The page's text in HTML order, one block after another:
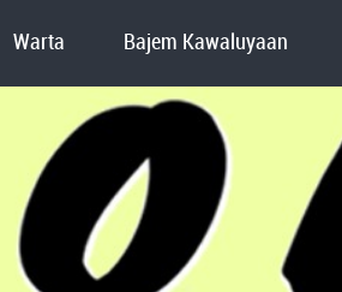
Warta Bajem Kawaluyaan